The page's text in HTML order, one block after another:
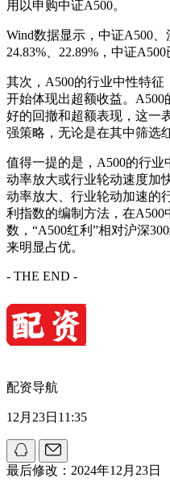
用以申购中证A500。
Wind数据显示，中证A500
24.83%、22.89%，中证
其次，A500的行业中性特征
开始体现出超额收益。
好的回撤和超额表现，这一
强策略，无论是在其中筛选
值得一提的是，A500的行
动率放大或行业轮动速度加
动率放大、行业轮动加速的
利指数的编制方法，在A500
数，“A500红利”相对沪深
来明显占优。
- THE END -
配资导航
12月23日11:35
最后修改：2024年12月23日